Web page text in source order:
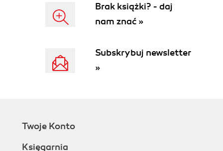
2. Relational Data Architecture
Relational Concepts
Constraints
Indexes
Brak książki? - daj
nam znać »
Subskrybuj newsletter
»
Twoje Konto
Księgarnia